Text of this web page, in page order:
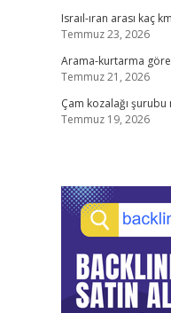
Israıl-ıran arası kaç
Temmuz 23, 2026
Arama-kurtarma
Temmuz 21, 2026
Çam kozalağı şurubu
Temmuz 19, 2026